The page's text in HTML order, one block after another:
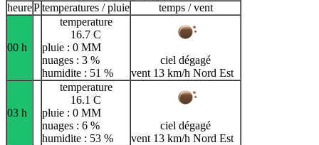
heurePtemperatures / pluie temps / vent
00 h
temperature
16.7 C
pluie : 0 MM
nuages : 3 %
humidite : 51 %
ciel dégagé
vent 13 km/h Nord Est
03 h
temperature
16.1 C
pluie : 0 MM
nuages : 6 %
humidite : 53 %
ciel dégagé
vent 13 km/h Nord Est